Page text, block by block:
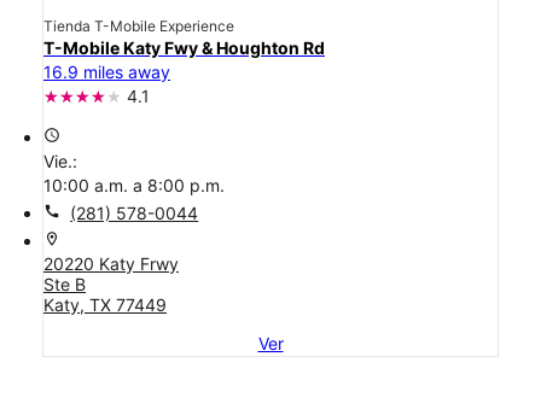
Tienda T-Mobile Experience
T-Mobile Katy Fwy & Houghton Rd
16.9 miles away
4.1
access_time
Vie.:
10:00 a.m. a 8:00 p.m.
call (281) 578-0044
location_on
20220 Katy Frwy
Ste B
Katy, TX 77449
Ver